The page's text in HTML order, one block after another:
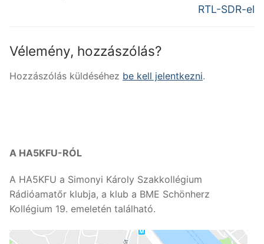
RTL-SDR-el
Vélemény, hozzászólás?
Hozzászólás küldéséhez be kell jelentkezni.
A HA5KFU-RÓL
A HA5KFU a Simonyi Károly Szakkollégium
Rádióamatőr klubja, a klub a BME Schönherz
Kollégium 19. emeletén található.